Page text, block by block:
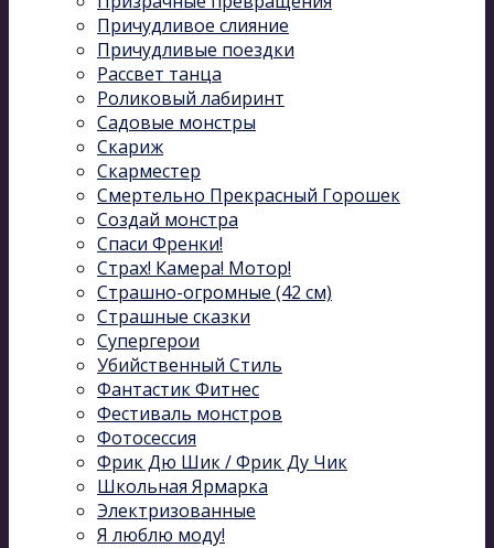
Причудливое слияние
Причудливые поездки
Рассвет танца
Роликовый лабиринт
Садовые монстры
Скариж
Скарместер
Смертельно Прекрасный Горошек
Создай монстра
Спаси Френки!
Страх! Камера! Мотор!
Страшно-огромные (42 см)
Страшные сказки
Супергерои
Убийственный Стиль
Фантастик Фитнес
Фестиваль монстров
Фотосессия
Фрик Дю Шик / Фрик Ду Чик
Школьная Ярмарка
Электризованные
Я люблю моду!